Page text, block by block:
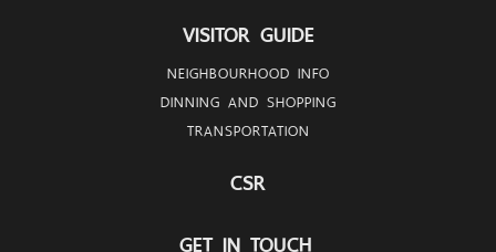
VISITOR GUIDE
NEIGHBOURHOOD INFO
DINNING AND SHOPPING
TRANSPORTATION
CSR
GET IN TOUCH